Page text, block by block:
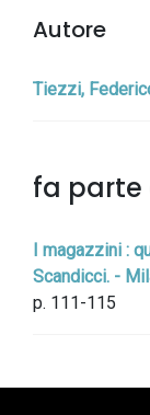
Autore
Tiezzi,
fa parte
I magazzini :
Scandicci. -
p. 111-115